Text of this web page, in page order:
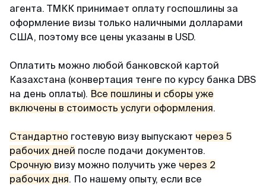
агента. ТМКК принимает оплату госпошлины за
оформление визы только наличными долларами
США, поэтому все цены указаны в USD.
Оплатить можно любой банковской картой
Казахстана (конвертация тенге по курсу банка DBS
на день оплаты). Все пошлины и сборы уже
включены в стоимость услуги оформления.
Стандартно гостевую визу выпускают через 5
рабочих дней после подачи документов.
Срочную визу можно получить уже через 2
рабочих дня. По нашему опыту, если все